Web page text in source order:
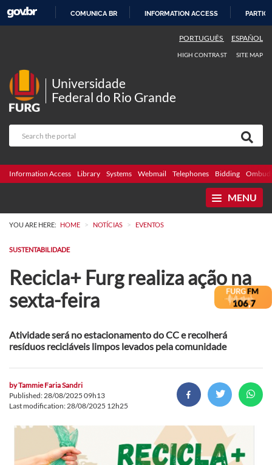
COMUNICA BR INFORMATION ACCESS
PORTUGUÊS ESPAÑOL
HIGH CONTRAST SITE MAP
Universidade
Federal do Rio Grande
Information Access Library Systems Webmail Telephones Bidding
MENU
YOU ARE HERE: HOME > NOTÍCIAS > EVENTOS
SUSTENTABILIDADE
Recicla+ Furg realiza ação na
sexta-feira
Atividade será no estacionamento do CC e recolherá
resíduos recicláveis limpos levados pela comunidade
byTammie Faria Sandri
Published: 28/08/2025 09h13
Last modification: 28/08/2025 12h25